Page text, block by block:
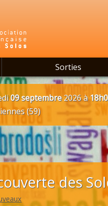
Sorties
09 septembre2026 à
(59)
des